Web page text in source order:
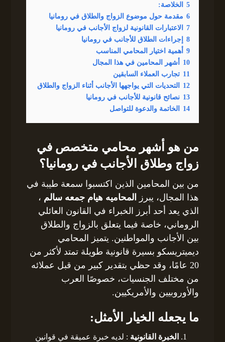
5
الخلاصة:
6 مقدمة حول موضوع الزواج والطلاق في رومانيا
7
الاعتبارات القانونية لزواج الأجانب في رومانيا
8
إجراءات الطلاق للأجانب في رومانيا
9
أهمية اختيار المحامي المناسب
10
أشهر المحامين في هذا المجال
11 تجارب العملاء السابقين
12
التحديات التي يواجهها الأجانب أثناء الزواج والطلاق
13 نصائح قانونية للأجانب في رومانيا
14
الخاتمة والدعوة للتواصل
من هو أشهر محامي متخصص في
زواج وطلاق الأجانب في رومانيا؟
من بين المحامين الذين اكتسبوا سمعة طيبة في
هذا المجال، يبرز
المحاميه هيام جمعه سالم ،
الذي يعد أحد أبرز الخبراء في القانون العائلي
الروماني، خاصة فيما يتعلق بالزواج والطلاق
بين الأجانب والمواطنين. يتميز المحامي
ديميتريسكو بسيرة قانونية طويلة تمتد لأكثر من
20 عامًا، وقد حظي بتقدير كبير من قبل عملائه
من مختلف الجنسيات، خصوصًا العرب
والأوروبيين والأمريكيين.
ما يجعله الخيار الأمثل:
الخبرة القانونية : لديه خبرة عميقة في قوانين